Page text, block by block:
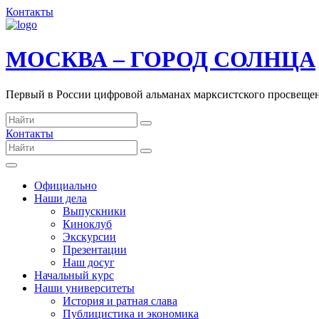
Контакты
МОСКВА – ГОРОД СОЛНЦА
Первый в России цифровой альманах марксистского
Контакты
Официально
Наши дела
Выпускники
Киноклуб
Экскурсии
Презентации
Наш досуг
Начальный курс
Наши университеты
История и ратная слава
Публицистика и экономика